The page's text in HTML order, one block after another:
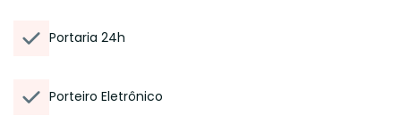
Portaria 24h
Porteiro Eletrônico